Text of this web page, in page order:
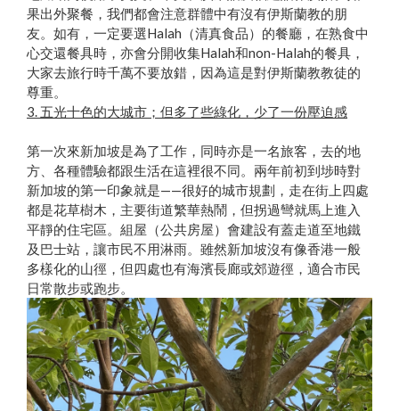
果出外聚餐，我們都會注意群體中有沒有伊斯蘭教的朋
友。如有，一定要選Halah（清真食品）的餐廳，在熟食中
心交還餐具時，亦會分開收集Halah和non-Halah的餐具，
大家去旅行時千萬不要放錯，因為這是對伊斯蘭教教徒的
尊重。
3. 五光十色的大城市；但多了些綠化，少了一份壓迫感
第一次來新加坡是為了工作，同時亦是一名旅客，去的地
方、各種體驗都跟生活在這裡很不同。兩年前初到埗時對
新加坡的第一印象就是——很好的城市規劃，走在街上四處
都是花草樹木，主要街道繁華熱鬧，但拐過彎就馬上進入
平靜的住宅區。組屋（公共房屋）會建設有蓋走道至地鐵
及巴士站，讓市民不用淋雨。雖然新加坡沒有像香港一般
多樣化的山徑，但四處也有海濱長廊或郊遊徑，適合市民
日常散步或跑步。